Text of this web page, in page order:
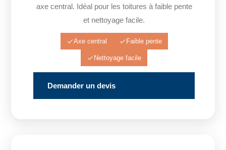
axe central. Idéal pour les toitures à faible pente
et nettoyage facile.
Axe central Faible pente
Nettoyage facile
Demander un devis